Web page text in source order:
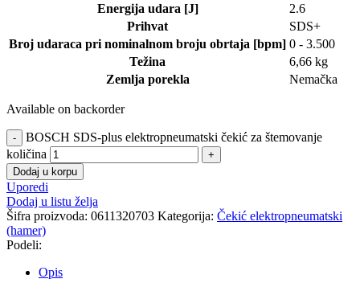
Energija udara [J]
2.6
Prihvat
SDS+
Broj udaraca pri nominalnom broju obrtaja [bpm] 0 - 3.500
Težina
6,66 kg
Zemlja porekla
Nemačka
Available on backorder
BOSCH SDS-plus elektropneumatski čekić za štemovanje
količina
Dodaj u korpu
Uporedi
Dodaj u listu želja
Šifra proizvoda: 0611320703 Kategorija: Čekić elektropneumatski
(hamer)
Podeli:
Opis